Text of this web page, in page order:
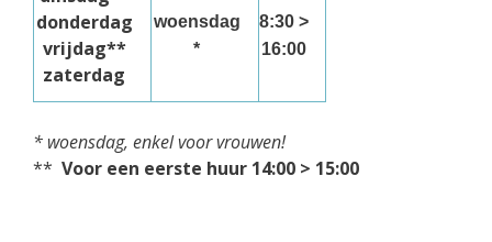
donderdag
vrijdag**
zaterdag
woensdag
*
8:30 >
16:00
* woensdag, enkel voor vrouwen!
** Voor een eerste huur 14:00 > 15:00